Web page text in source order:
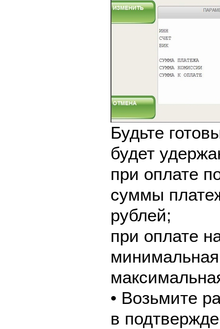
Будьте
будет
при оплате
суммы
рублей;
при оплате
• Возьмите
в